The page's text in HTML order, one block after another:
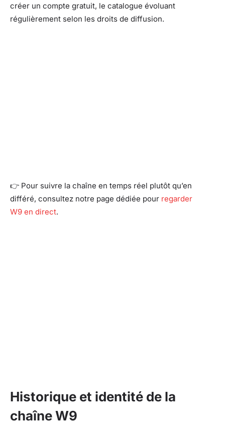
créer un compte gratuit, le catalogue évoluant
régulièrement selon les droits de diffusion.
👉 Pour suivre la chaîne en temps réel plutôt qu’en
différé, consultez notre page dédiée pour regarder
W9 en direct.
Historique et identité de la
chaîne W9